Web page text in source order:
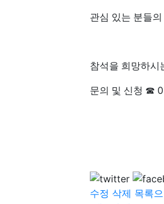
관심 있는 분들
참석을 희망하시
문의 및 신청 ☎
수정 삭제 목록